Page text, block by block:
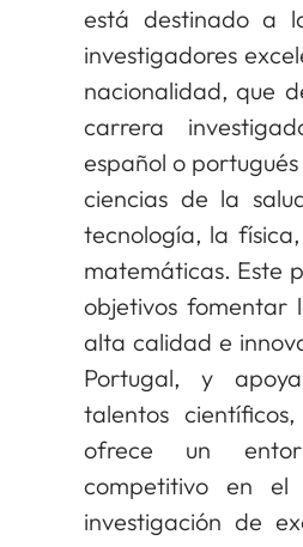
está destinado a
investigadores
nacionalidad, que
carrera
español o
ciencias de la
tecnología, la
matemáticas. Este
objetivos fomentar
alta calidad e
Portugal, y
talentos
ofrece un
competitivo en el
investigación de